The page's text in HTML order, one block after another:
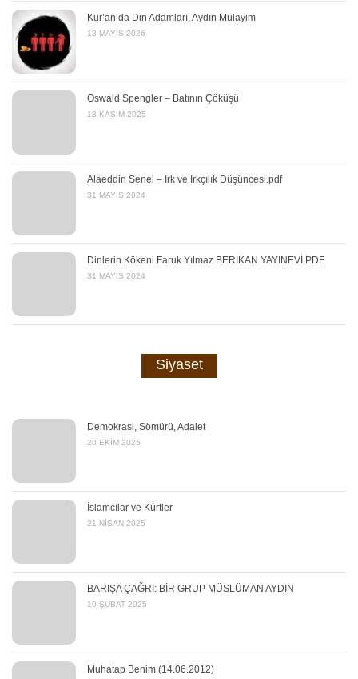
Kur’an’da Din Adamları, Aydın Mülayim
13 MAYIS 2026
Oswald Spengler – Batının Çöküşü
18 KASIM 2025
Alaeddin Senel – Irk ve Irkçılık Düşüncesi.pdf
31 MAYIS 2024
Dinlerin Kökeni Faruk Yılmaz BERİKAN YAYINEVİ PDF
31 MAYIS 2024
Siyaset
Demokrasi, Sömürü, Adalet
20 EKIM 2025
İslamcılar ve Kürtler
21 NISAN 2025
BARIŞA ÇAĞRI: BİR GRUP MÜSLÜMAN AYDIN
10 ŞUBAT 2025
Muhatap Benim (14.06.2012)